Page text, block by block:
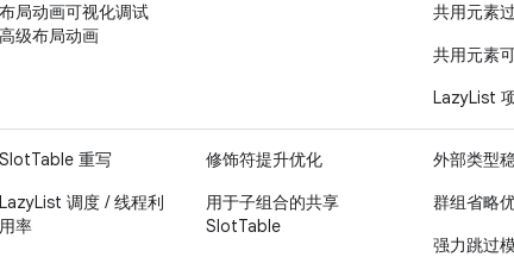
布局动画可视化调试
高级布局动画
共用元素
共用元素
LazyList
SlotTable 重写
LazyList 调度 / 线程利
用率
修饰符提升优化
用于子组合的共享
SlotTable
外部类型
群组省略
强力跳过